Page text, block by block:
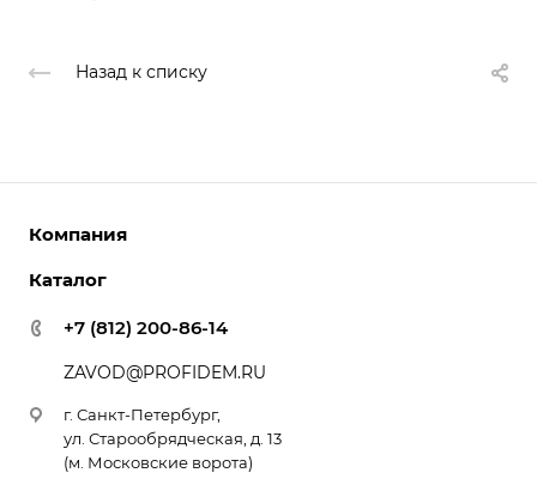
Назад к списку
Компания
О компании
Сотрудники
Каталог
Все
Средства для очистки молочной системы кофемашины
Средство для очистки кофемолок
+7 (812) 200-86-14
ZAVOD@PROFIDEM.RU
г. Санкт-Петербург,
ул. Старообрядческая, д. 13
(м. Московские ворота)